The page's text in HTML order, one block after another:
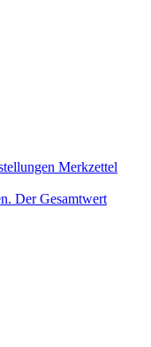
Merkzettel
Der Gesamtwert